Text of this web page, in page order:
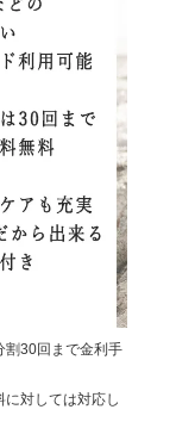
割30回まで金利手
対しては対応し